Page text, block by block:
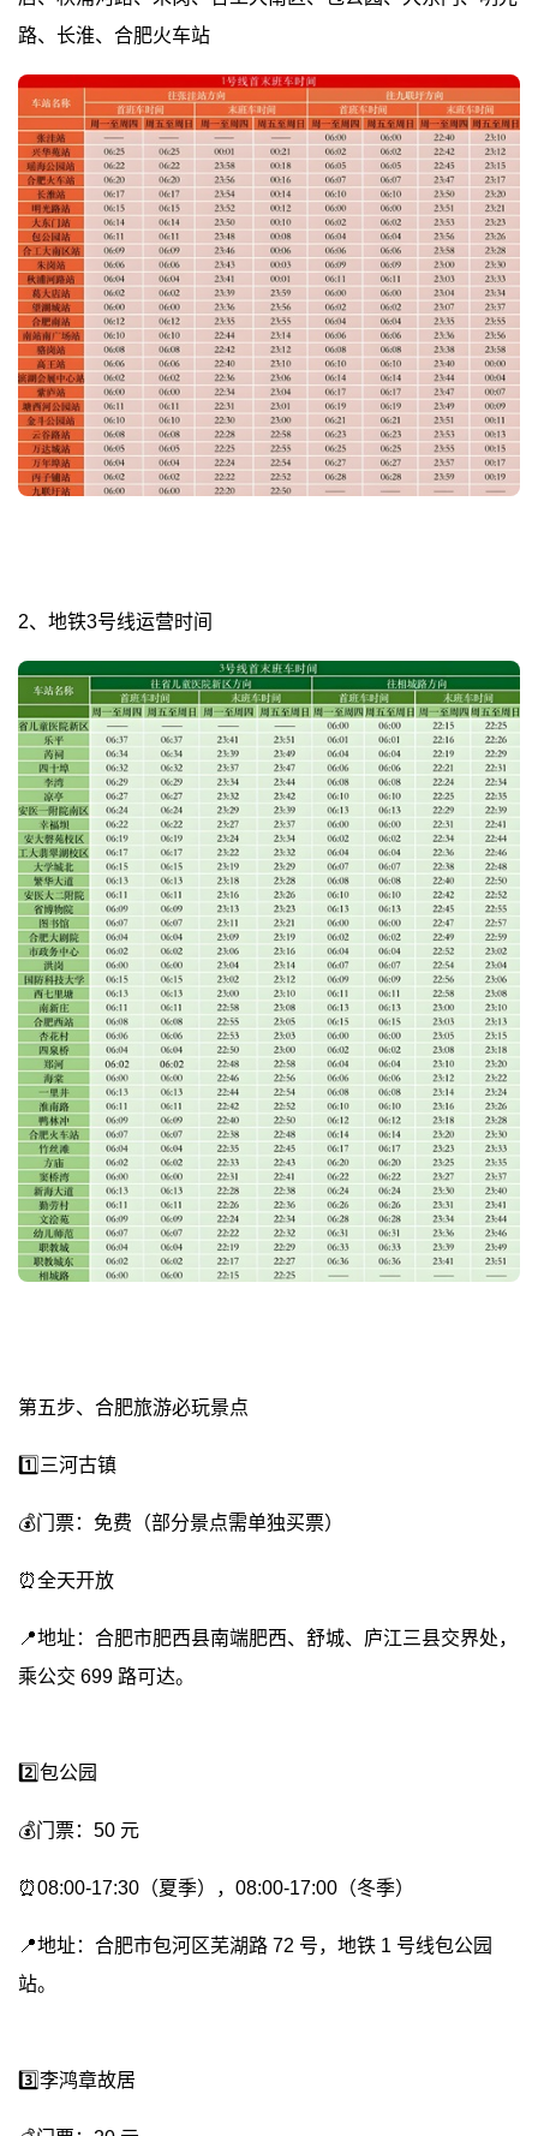
路、长淮、合肥火车站
2、地铁3号线运营时间
第五步、合肥旅游必玩景点
1️⃣三河古镇
💰门票：免费（部分景点需单独买票）
⏰全天开放
📍地址：合肥市肥西县南端肥西、舒城、庐江三县交界处，
乘公交 699 路可达。
2️⃣包公园
💰门票：50 元
⏰08:00-17:30（夏季），08:00-17:00（冬季）
📍地址：合肥市包河区芜湖路 72 号，地铁 1 号线包公园
站。
3️⃣李鸿章故居